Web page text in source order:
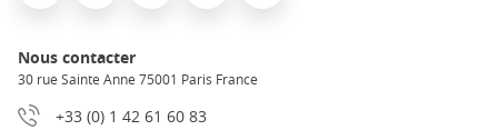
Nous contacter
30 rue Sainte Anne 75001 Paris France
+33 (0) 1 42 61 60 83